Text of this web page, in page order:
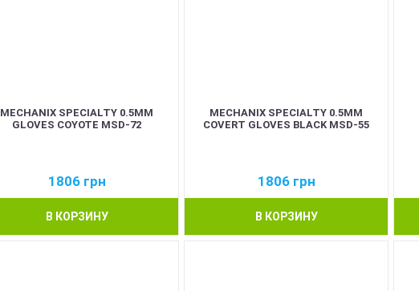
MECHANIX SPECIALTY 0.5MM
GLOVES COYOTE MSD-72
1806 грн
В КОРЗИНУ
MECHANIX SPECIALTY 0.5MM
COVERT GLOVES BLACK MSD-55
1806 грн
В КОРЗИНУ